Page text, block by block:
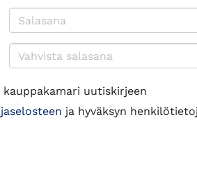
uutiskirjeen
ja hyväksyn